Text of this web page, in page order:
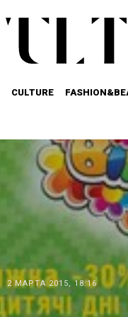
CULTURE
2 МАРТА 2015, 18:16